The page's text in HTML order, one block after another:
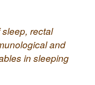
rectal
and
in sleeping